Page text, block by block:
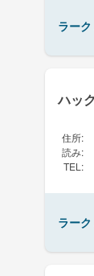
ラー
ハッ
住所:
読み:
TEL :
ラー